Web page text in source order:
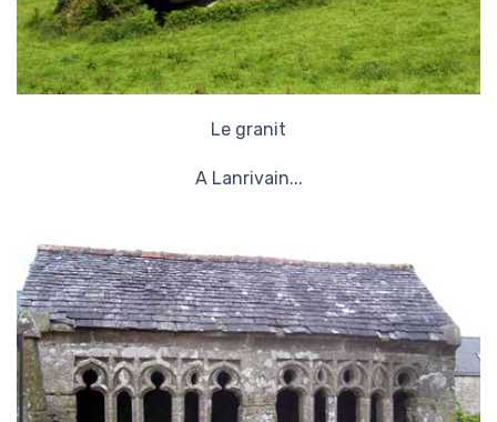
Le granit
A Lanrivain...